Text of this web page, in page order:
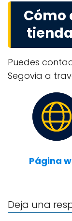
Cómo
Puedes
Segovia a
Página
Deja una